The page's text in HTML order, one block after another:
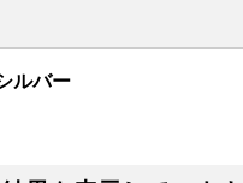
ルバー